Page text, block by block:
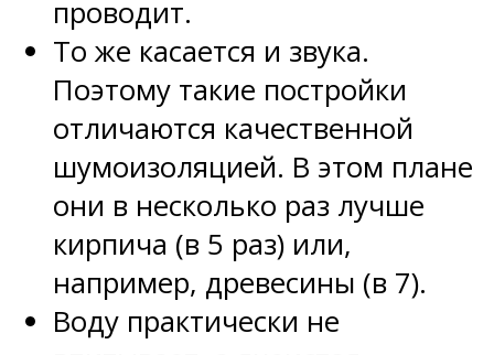
проводит.
То же касается и звука.
Поэтому такие постройки
отличаются качественной
шумоизоляцией. В этом плане
они в несколько раз лучше
кирпича (в 5 раз) или,
например, древесины (в 7).
Воду практически не